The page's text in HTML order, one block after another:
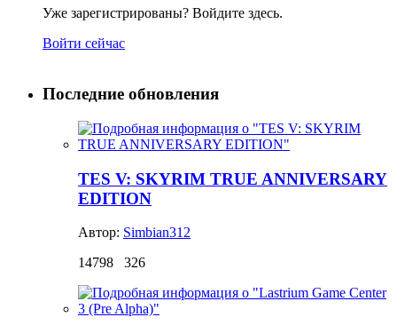
Уже зарегистрированы? Войдите здесь.
Войти сейчас
Последние обновления
TES V: SKYRIM TRUE ANNIVERSARY
EDITION
Автор: Simbian312
14798
326